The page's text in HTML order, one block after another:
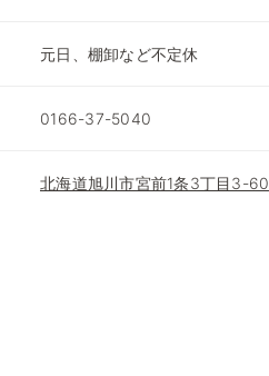
元日、棚卸など不定休
0166-37-5040
北海道旭川市宮前1条3丁目3-60